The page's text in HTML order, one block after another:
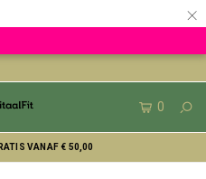
×
0
VANAF € 50,00